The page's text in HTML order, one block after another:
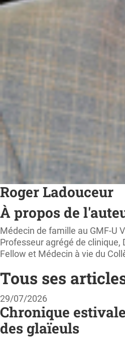
Roger Ladouceur
À propos de
Médecin de famille au GMF-U
Professeur agrégé de
Fellow et Médecin à vie du
Tous ses
29/07/2026
Chronique
des glaïeuls